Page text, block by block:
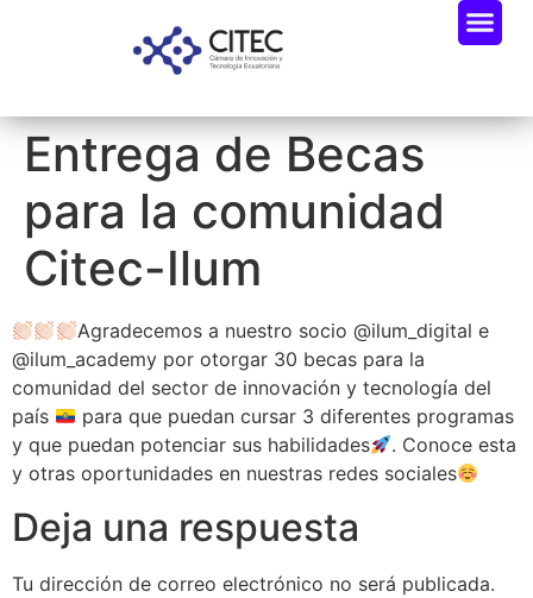
Entrega de Becas
para la comunidad
Citec-Ilum
Agradecemos a nuestro socio @ilum_digital e
@ilum_academy por otorgar 30 becas para la
comunidad del sector de innovación y tecnología del
país
para que puedan cursar 3 diferentes programas
y que puedan potenciar sus habilidades
. Conoce esta
y otras oportunidades en nuestras redes sociales
Deja una respuesta
Tu dirección de correo electrónico no será publicada.